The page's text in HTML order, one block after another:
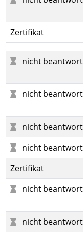
Zertifikat
nicht
nicht
nicht
nicht
Zertifikat
nicht
nicht